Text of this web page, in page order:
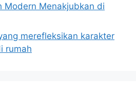
Modern Menakjubkan di
merefleksikan karakter
rumah